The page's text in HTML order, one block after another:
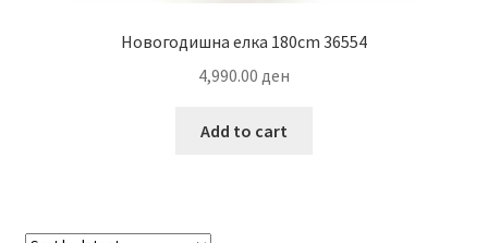
Новогодишна елка 180cm 36554
4,990.00 ден
Add to cart